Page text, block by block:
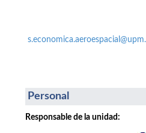
Personal
Responsable de la unidad: